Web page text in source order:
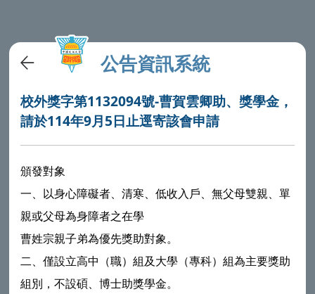
公告資訊系統
校外獎字第1132094號-曹賀雲卿助、獎學金，
請於114年9月5日止逕寄該會申請
頒發對象
一、以身心障礙者、清寒、低收入戶、無父母雙親、單
親或父母為身障者之在學
曹姓宗親子弟為優先獎助對象。
二、僅設立高中（職）組及大學（專科）組為主要獎助
組別，不設碩、博士助獎學金。